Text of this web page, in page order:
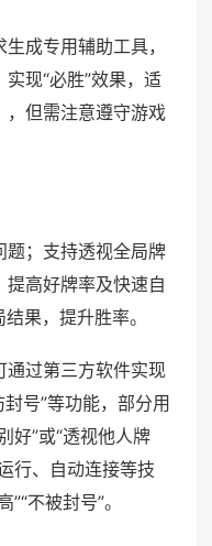
成专用辅助工具，
现“必胜”效果，适
，但需注意遵守游戏
题；支持透视全局牌
高好牌率及快速自
果，提升胜率。
通过第三方软件实现
封号”等功能，部分用
好”或“透视他人牌
行、自动连接等技
不被封号”。